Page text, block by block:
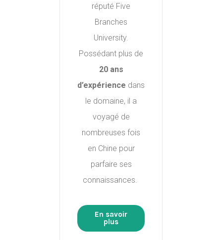
réputé Five
Branches
University.
Possédant plus de
20 ans
d’expérience dans
le domaine, il a
voyagé de
nombreuses fois
en Chine pour
parfaire ses
connaissances.
En savoir
plus